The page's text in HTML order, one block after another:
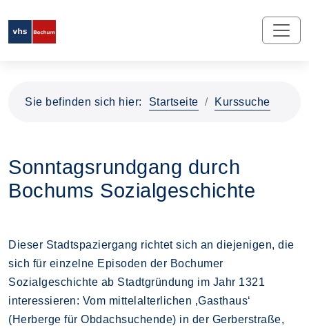
Sie befinden sich hier: Startseite Kurssuche
Sonntagsrundgang durch
Bochums Sozialgeschichte
Dieser Stadtspaziergang richtet sich an diejenigen, die
sich für einzelne Episoden der Bochumer
Sozialgeschichte ab Stadtgründung im Jahr 1321
interessieren: Vom mittelalterlichen ‚Gasthaus‘
(Herberge für Obdachsuchende) in der Gerberstraße,